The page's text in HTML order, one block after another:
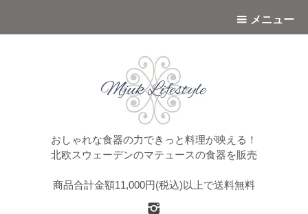
メニュー
おしゃれな食器の力できっと料理が映える！
北欧スウェーデンのマテュースの食器を販売
商品合計金額11,000円(税込)以上で送料無料